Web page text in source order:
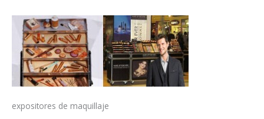
expositores de maquillaje